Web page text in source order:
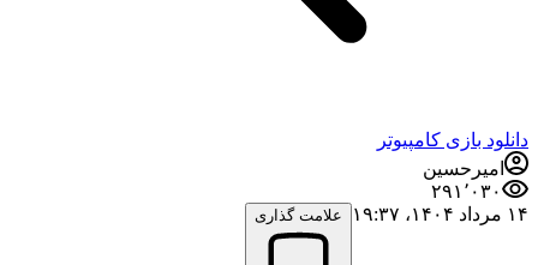
دانلود بازی کامپیوتر
امیرحسین
۲۹۱٬۰۳۰
۱۴ مرداد ۱۴۰۴،‏ ۱۹:۳۷
علامت گذاری